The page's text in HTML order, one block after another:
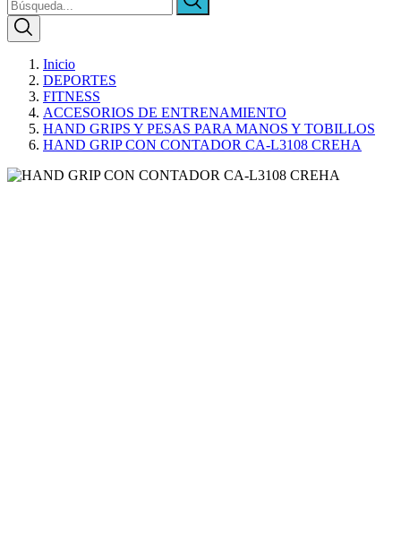
Inicio
DEPORTES
FITNESS
ACCESORIOS DE ENTRENAMIENTO
HAND GRIPS Y PESAS PARA MANOS Y TOBILLOS
HAND GRIP CON CONTADOR CA-L3108 CREHA